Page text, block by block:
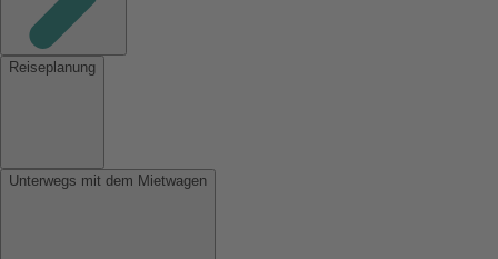
Reiseplanung
Unterwegs mit dem Mietwagen